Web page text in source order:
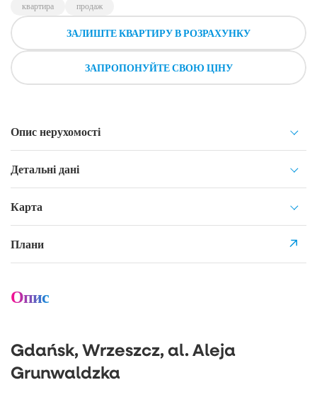
квартира продаж
ЗАЛИШТЕ КВАРТИРУ В РОЗРАХУНКУ
ЗАПРОПОНУЙТЕ СВОЮ ЦІНУ
Опис нерухомості
Детальні дані
Карта
Плани
Опис
Gdańsk, Wrzeszcz, al. Aleja
Grunwaldzka